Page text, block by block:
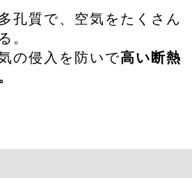
孔質で、空気をたくさん
。
の侵入を防いで高い断熱